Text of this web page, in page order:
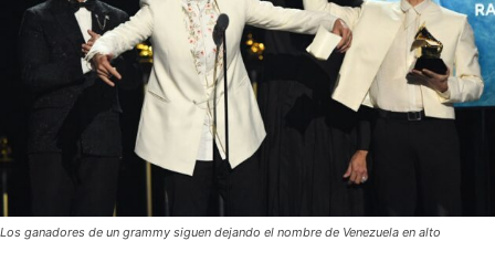
Los ganadores de un grammy siguen dejando el nombre de Venezuela en alto